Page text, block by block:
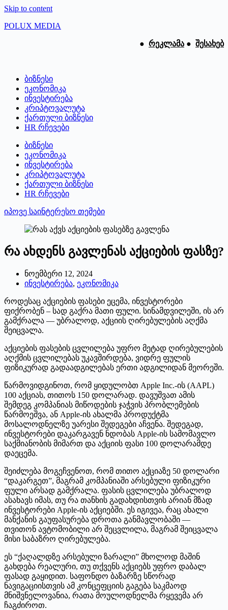
Skip to content
POLUX MEDIA
● რეკლამა ● შესახებ
ბიზნესი
ეკონომიკა
ინვესტირება
კრიპტოვალუტა
ქართული ბიზნესი
HR რჩევები
ბიზნესი
ეკონომიკა
ინვესტირება
კრიპტოვალუტა
ქართული ბიზნესი
HR რჩევები
იპოვე საინტერესო თემები
რა ახდენს გავლენას აქციების ფასზე?
ნოემბერი 12, 2024
ინვესტირება, ეკონომიკა
როდესაც აქციების ფასები ეცემა, ინვესტორები
ფიქრობენ – სად გაქრა მათი ფული. სინამდვილეში, ის არ
გამქრალა — უბრალოდ, აქციის ღირებულების აღქმა
შეიცვალა.
აქციების ფასების ცვლილება უფრო მეტად ღირებულების
აღქმის ცვლილებას უკავშირდება, ვიდრე ფულის
ფიზიკურად გადაადგილებას ერთი ადგილიდან მეორეში.
წარმოვიდგინოთ, რომ ყიდულობთ Apple Inc.-ის (AAPL)
100 აქციას, თითოს 150 დოლარად. დავუშვათ ამის
შემდეგ კომპანიას მიწოდების ჯაჭვის პრობლემების
წარმოეშვა, ან Apple-ის ახალმა პროდუქტმა
მოსალოდნელზე უარესი შედეგები აჩვენა. შედეგად,
ინვესტორები დაკარგავენ ნდობას Apple-ის სამომავლო
საქმიანობის მიმართ და აქციის ფასი 100 დოლარამდე
დაეცემა.
შეიძლება მოგეჩვენოთ, რომ თითო აქციაზე 50 დოლარი
“დაკარგეთ”, მაგრამ კომპანიაში არსებული ფიზიკური
ფული არსად გამქრალა. ფასის ცვლილება უბრალოდ
ასახავს იმას, თუ რა თანხის გადახდისთვის არიან მზად
ინვესტორები Apple-ის აქციებში. ეს იგივეა, რაც ახალი
მანქანის გაუფასურება დროთა განმავლობაში —
თვითონ ავტომობილი არ შეცვლილა, მაგრამ შეიცვალა
მისი საბაზრო ღირებულება.
ეს “ქაღალდზე არსებული ზარალი” მხოლოდ მაშინ
გახდება რეალური, თუ თქვენს აქციებს უფრო დაბალ
ფასად გაყიდით. საფონდო ბაზარზე სწორად
ნავიგაციისთვის ამ კონცეფციის გაგება საკმაოდ
მნიშვნელოვანია, რათა მოულოდნელმა რყევემა არ
ჩაგძიროთ.